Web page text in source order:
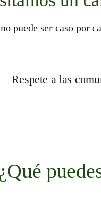
puede ser caso por
Respete a las